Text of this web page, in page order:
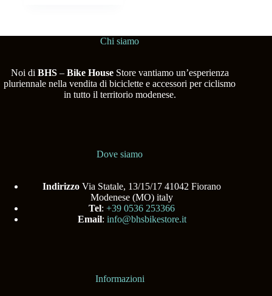
Chi siamo
Noi di BHS– Bike HouseStore vantiamo un’esperienza
pluriennale nella vendita di biciclette e accessori per ciclismo
in tutto il territorio modenese.
Dove siamo
Indirizzo Via Statale, 13/15/17 41042 Fiorano
Modenese (MO) italy
Tel:+39 0536 253366
Email: info@bhsbikestore.it
Informazioni